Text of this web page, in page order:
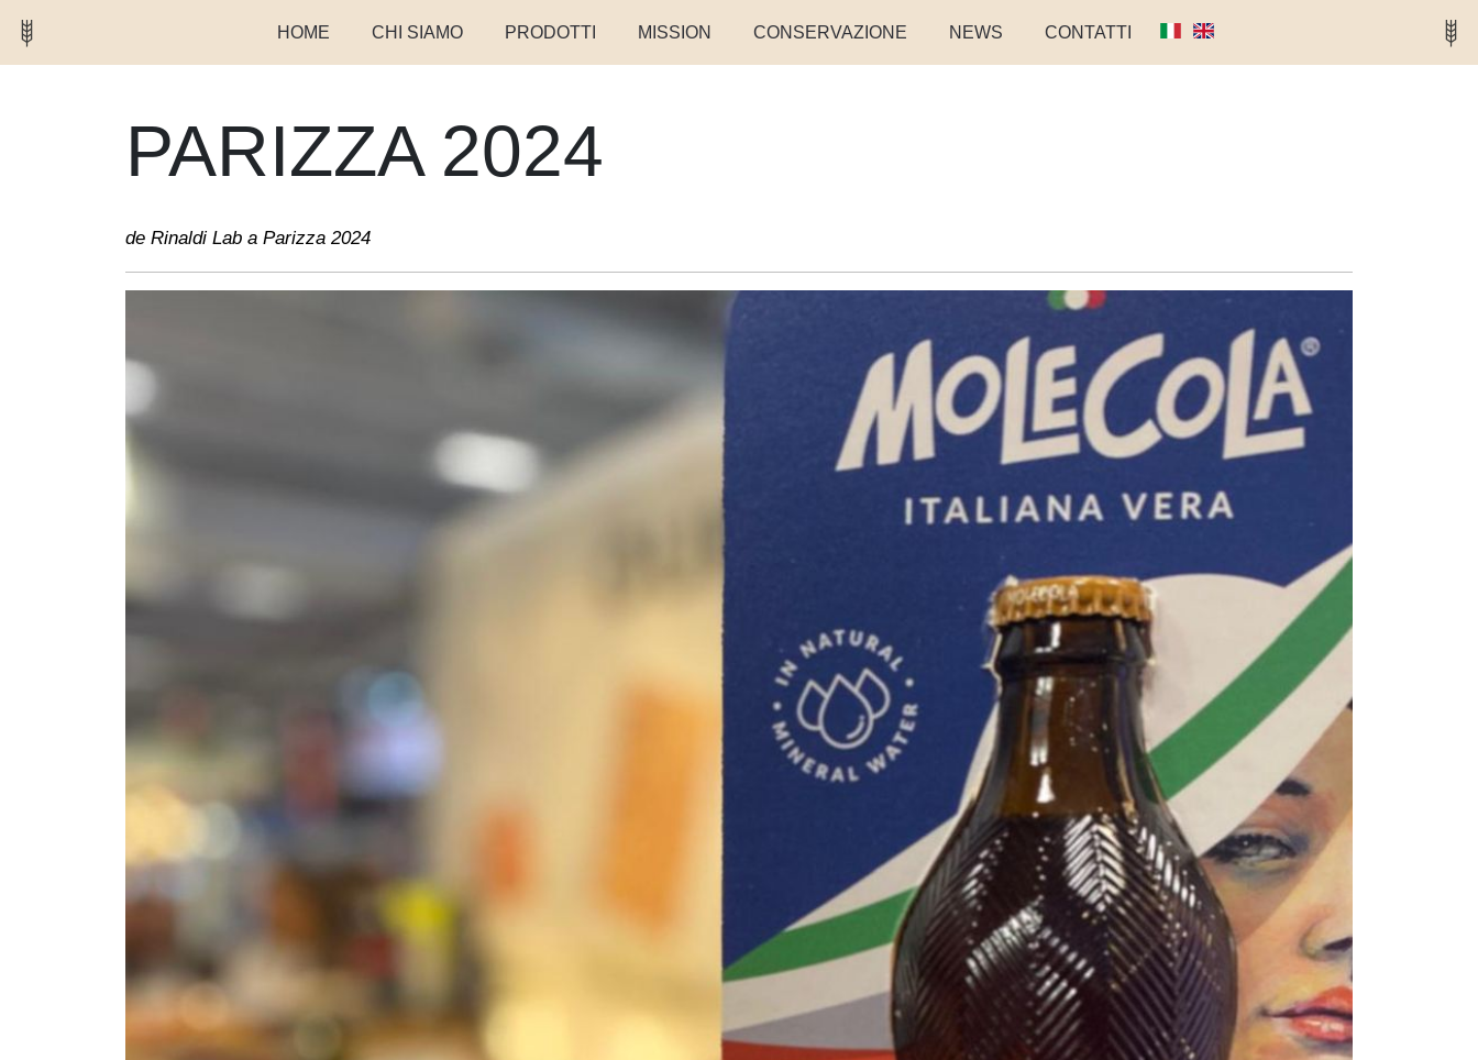
HOME CHI SIAMO PRODOTTI MISSION CONSERVAZIONE NEWS CONTATTI
PARIZZA 2024
de Rinaldi Lab a Parizza 2024